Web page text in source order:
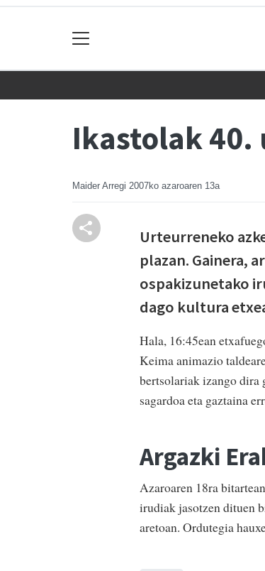
Ikastolak
Maider Arregi 2007ko azaroaren 13a
Urteurreneko
plazan. Gainera,
ospakizunetako
dago kultura
Hala, 16:45ean
Keima animazio
bertsolariak izango dira
sagardoa eta gaztaina
Argazki
Azaroaren 18ra
irudiak jasotzen dituen
aretoan. Ordutegia